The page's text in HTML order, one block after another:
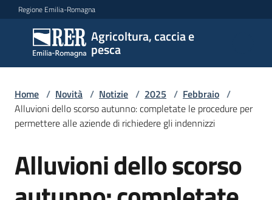
Vai al contenuto
Vai alla navigazione
Vai al footer
Regione Emilia-Romagna
Agricoltura, caccia e
pesca
Agricoltura,
caccia e
pesca
Argomenti
Novità
Home / Novità / Notizie / 2025 / Febbraio /
Alluvioni dello scorso autunno: completate le procedure per
permettere alle aziende di richiedere gli indennizzi
Salta al contenuto
Alluvioni dello scorso